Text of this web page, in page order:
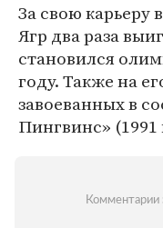
За свою карьеру
Ягр два раза
становился
году. Также на
завоеванных в
Пингвинс» (1991
Комментарии